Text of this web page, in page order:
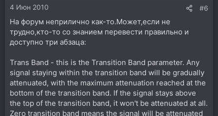
4 Июн 2010 #6
На форум неприлично как-то.Может,если не
трудно,кто-то со знанием перевести правильно и
доступно три абзаца:
Trans Band - this is the Transition Band parameter. Any
signal staying within the transition band will be gradually
attenuated, with the maximum attenuation reached at the
bottom of the transition band. If the signal stays above
the top of the transition band, it won't be attenuated at all.
Zero transition band means the signal will be attenuated